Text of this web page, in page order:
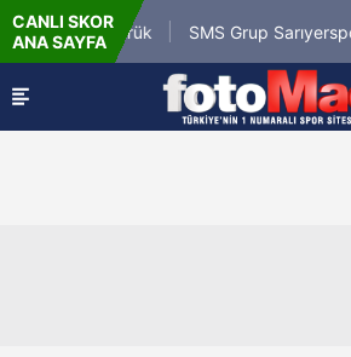
CANLI SKOR
ANA SAYFA
Karagümrük SMS Grup Sarıyerspor